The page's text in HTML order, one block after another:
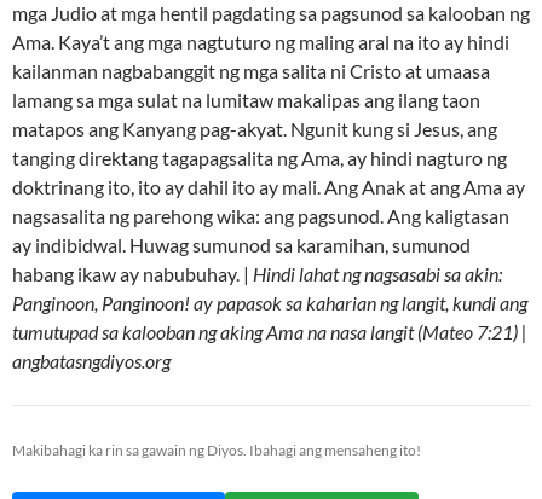
mga Judio at mga hentil pagdating sa pagsunod sa kalooban ng
Ama. Kaya’t ang mga nagtuturo ng maling aral na ito ay hindi
kailanman nagbabanggit ng mga salita ni Cristo at umaasa
lamang sa mga sulat na lumitaw makalipas ang ilang taon
matapos ang Kanyang pag-akyat. Ngunit kung si Jesus, ang
tanging direktang tagapagsalita ng Ama, ay hindi nagturo ng
doktrinang ito, ito ay dahil ito ay mali. Ang Anak at ang Ama ay
nagsasalita ng parehong wika: ang pagsunod. Ang kaligtasan
ay indibidwal. Huwag sumunod sa karamihan, sumunod
habang ikaw ay nabubuhay. | Hindi lahat ng nagsasabi sa akin:
Panginoon, Panginoon! ay papasok sa kaharian ng langit, kundi ang
tumutupad sa kalooban ng aking Ama na nasa langit (Mateo 7:21) |
angbatasngdiyos.org
Makibahagi ka rin sa gawain ng Diyos. Ibahagi ang mensaheng ito!